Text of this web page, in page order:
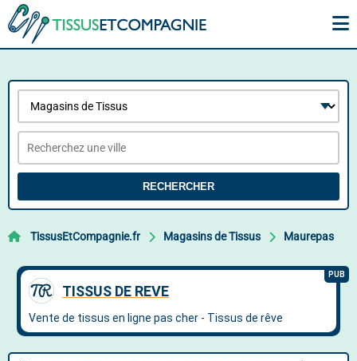
RECHERCHER
TissusEtCompagnie.fr Magasins de Tissus Maurepas